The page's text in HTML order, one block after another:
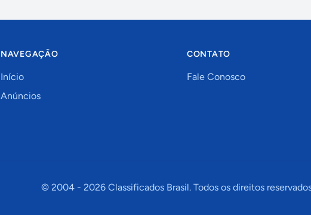
NAVEGAÇÃO
Início
Anúncios
CONTATO
Fale Conosco
© 2004 - 2026Classificados Brasil. Todos os direitos